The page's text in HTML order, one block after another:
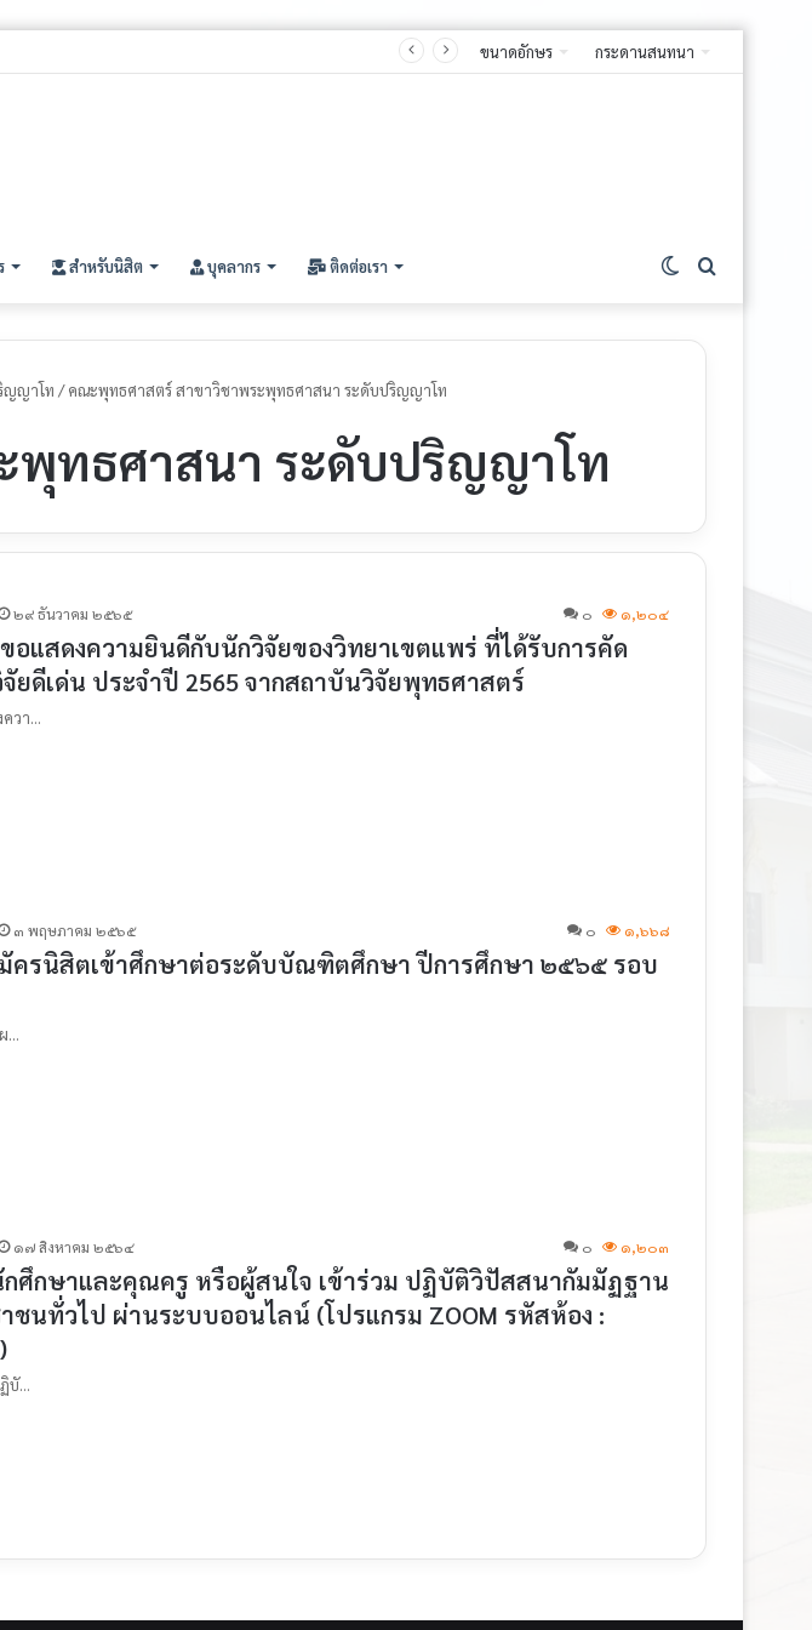
๖๙ (รอบที่ ๓) ระดับปริญญาตรี ขนาดอักษร กระดานสนทนา
สำหรับนิสิต บุคลากร ติดต่อเรา Switch
skin
ญญาโท / คณะพุทธศาสตร์ สาขาวิชาพระพุทธศาสนา ระดับปริญญาโท
ทธศาสนา ระดับปริญญาโท
๒๙ ธันวาคม ๒๕๖๕ ๐ ๑,๒๐๔
อแสดงความยินดีกับนักวิจัยของวิทยาเขตแพร่ ที่ได้รับการคัด
ยดีเด่น ประจำปี 2565 จากสถาบันวิจัยพุทธศาสตร์
วา…
๓ พฤษภาคม ๒๕๖๕ ๐ ๑,๖๖๘
ครนิสิตเข้าศึกษาต่อระดับบัณฑิตศึกษา ปีการศึกษา ๒๕๖๕ รอบ
…
๑๗ สิงหาคม ๒๕๖๔ ๐ ๑,๒๐๓
ศึกษาและคุณครู หรือผู้สนใจ เข้าร่วม ปฏิบัติวิปัสสนากัมมัฏฐาน
ชนทั่วไป ผ่านระบบออนไลน์ (โปรแกรม ZOOM รหัสห้อง :
บั…